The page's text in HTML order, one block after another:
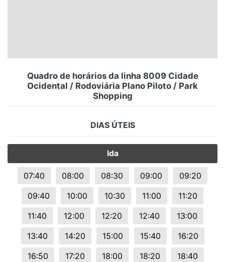
Quadro de horários da linha 8009 Cidade
Ocidental / Rodoviária Plano Piloto / Park
Shopping
DIAS ÚTEIS
Ida
07:40 08:00 08:30 09:00
09:20
09:40
10:00 10:30 11:00
11:20
11:40
12:00 12:20 12:40
13:00
13:40
14:20 15:00 15:40
16:20
16:50
17:20 18:00 18:20
18:40